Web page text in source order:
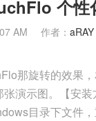
个性
AM 作者： aRAY
那旋转的效果
张演示图。【安
目录下文件